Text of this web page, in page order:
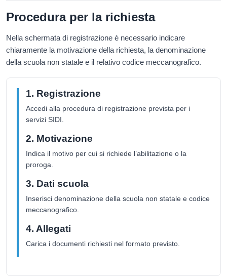
Procedura per la richiesta
Nella schermata di registrazione è necessario indicare
chiaramente la motivazione della richiesta, la denominazione
della scuola non statale e il relativo codice meccanografico.
1. Registrazione
Accedi alla procedura di registrazione prevista per i
servizi SIDI.
2. Motivazione
Indica il motivo per cui si richiede l’abilitazione o la
proroga.
3. Dati scuola
Inserisci denominazione della scuola non statale e codice
meccanografico.
4. Allegati
Carica i documenti richiesti nel formato previsto.